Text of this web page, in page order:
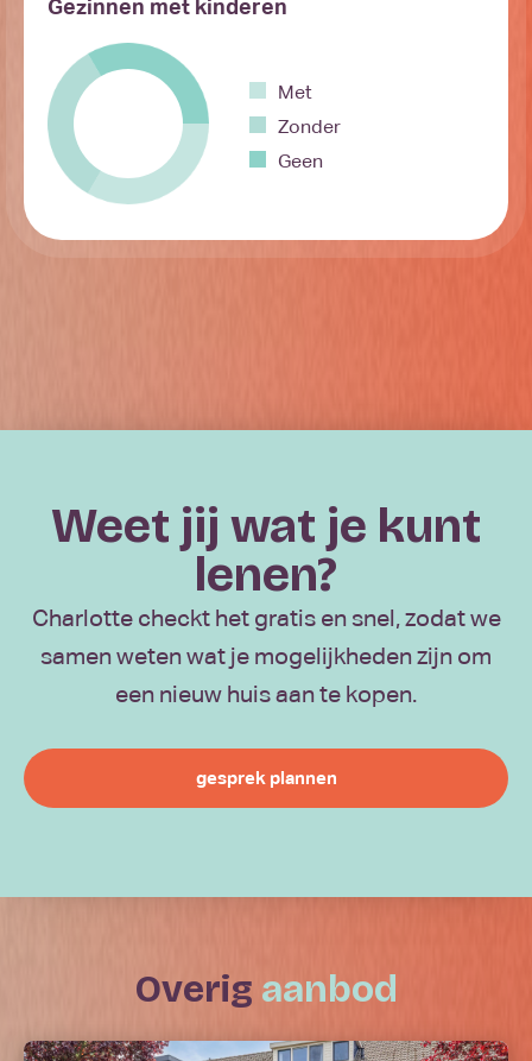
Gezinnen met kinderen
Met
Zonder
Geen
Weet jij wat je kunt
lenen?
Charlotte checkt het gratis en snel, zodat we
samen weten wat je mogelijkheden zijn om
een nieuw huis aan te kopen.
gesprek plannen
overig aanbod